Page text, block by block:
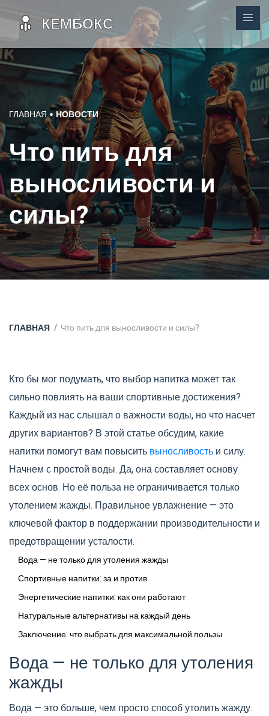
ГЛАВНАЯ НОВОСТИ
Что пить для
выносливости и
силы?
ГЛАВНАЯ Что пить для выносливости и силы?
Кто бы мог подумать, что выбор напитка может так
сильно повлиять на ваши спортивные достижения?
Каждый из нас слышал о важности воды, но что насчет
других вариантов? В этой статье обсудим, какие
напитки помогут вам повысить выносливость и силу.
Начнем с простой воды. Да, она составляет основу
всех основ. Но её польза не ограничивается только
утолением жажды. Правильное увлажнение — это
ключевой фактор в поддержании производительности и
предотвращении усталости.
Вода — не только для утоления жажды
Спортивные напитки: за и против
Энергетические напитки: как они работают
Натуральные альтернативы на каждый день
Заключение: что выбрать для максимальной пользы
Вода — не только для утоления
жажды
Вода — это больше, чем просто способ утолить жажду.